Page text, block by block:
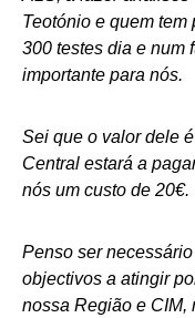
Teotónio e quem
300 testes dia e num
importante para nós.
Sei que o valor dele
Central estará a
nós um custo de 20€.
Penso ser
objectivos a atingir
nossa Região e CIM,